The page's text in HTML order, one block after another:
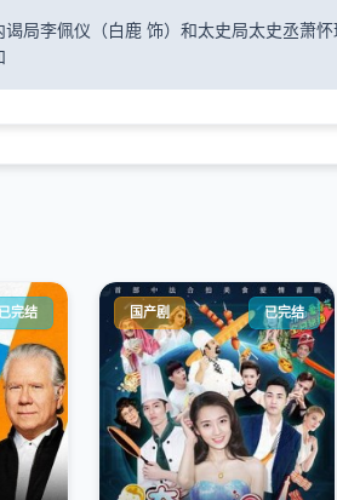
谒局李佩仪（白鹿 饰）和太史局太史丞
已完结 国产剧 已完结